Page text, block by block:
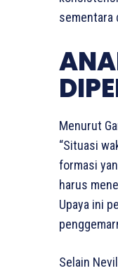
sementara
Menurut
“Situasi
formasi
harus
Upaya ini
Selain